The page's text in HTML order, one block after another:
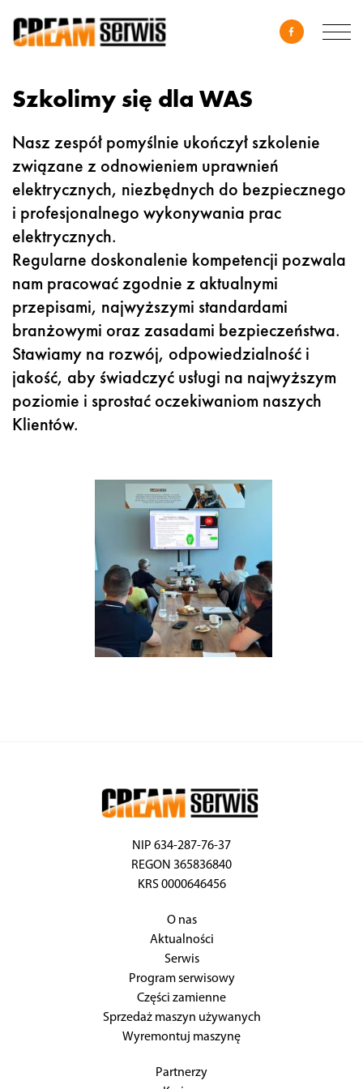
Szkolimy się dla WAS
Nasz zespół pomyślnie ukończył szkolenie
związane z odnowieniem uprawnień
elektrycznych, niezbędnych do bezpiecznego
i profesjonalnego wykonywania prac
elektrycznych.
Regularne doskonalenie kompetencji pozwala
nam pracować zgodnie z aktualnymi
przepisami, najwyższymi standardami
branżowymi oraz zasadami bezpieczeństwa.
Stawiamy na rozwój, odpowiedzialność i
jakość, aby świadczyć usługi na najwyższym
poziomie i sprostać oczekiwaniom naszych
Klientów.
NIP 634-287-76-37
REGON 365836840
KRS 0000646456
O nas
Aktualności
Serwis
Program serwisowy
Części zamienne
Sprzedaż maszyn używanych
Wyremontuj maszynę
Partnerzy